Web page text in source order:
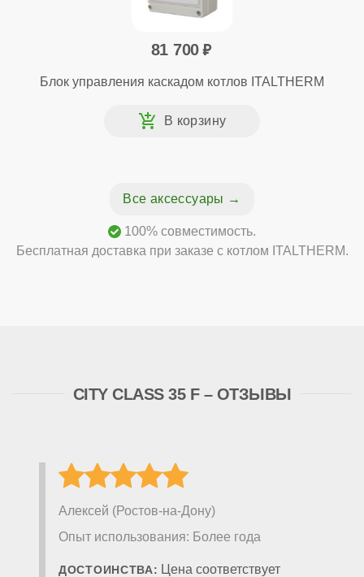
81 700
Блок управления каскадом котлов ITALTHERM
Все аксессуары
100% совместимость.
Бесплатная доставка при заказе с котлом ITALTHERM.
CITY CLASS 35 F – ОТЗЫВЫ
Алексей (Ростов-на-Дону)
Опыт использования: Более года
ДОСТОИНСТВА: Цена соответствует